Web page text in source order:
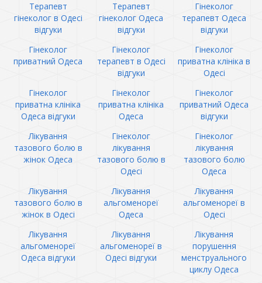
Терапевт
гінеколог в Одесі
відгуки
Терапевт
гінеколог Одеса
відгуки
Гінеколог
терапевт Одеса
відгуки
Гінеколог
приватний Одеса
Гінеколог
терапевт в Одесі
відгуки
Гінеколог
приватна клініка в
Одесі
Гінеколог
приватна клініка
Одеса відгуки
Гінеколог
приватна клініка
Одеса
Гінеколог
приватний Одеса
відгуки
Лікування
тазового болю в
жінок Одеса
Гінеколог
лікування
тазового болю в
Одесі
Гінеколог
лікування
тазового болю
Одеса
Лікування
тазового болю в
жінок в Одесі
Лікування
альгоменореї
Одеса
Лікування
альгоменореї в
Одесі
Лікування
альгоменореї
Одеса відгуки
Лікування
альгоменореї в
Одесі відгуки
Лікування
порушення
менструального
циклу Одеса